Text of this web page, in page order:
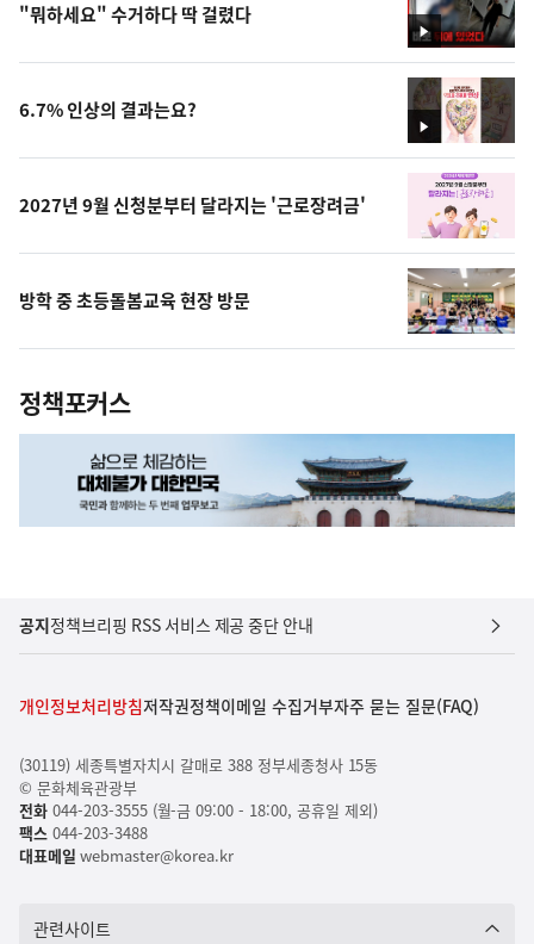
영
상
"뭐하세요" 수거하다 딱 걸렸다
영
상
6.7% 인상의 결과는요?
2027년 9월 신청분부터 달라지는 '근로장려금'
방학 중 초등돌봄교육 현장 방문
정책포커스
공지정책브리핑 RSS 서비스 제공 중단 안내
개인정보처리방침저작권정책이메일 수집거부자주 묻는 질문(FAQ)
(30119) 세종특별자치시 갈매로 388 정부세종청사 15동
© 문화체육관광부
전화044-203-3555 (월-금 09:00 - 18:00, 공휴일 제외)
팩스 044-203-3488
대표메일 webmaster@korea.kr
관련사이트